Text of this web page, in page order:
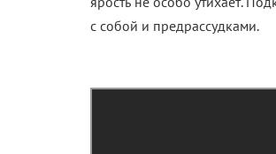
с собой и предрассудками.